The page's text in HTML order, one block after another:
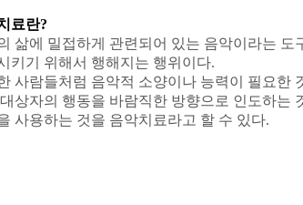
료란?
삶에 밀접하게 관련되어 있는 음악이라는
키기 위해서 행해지는 행위이다.
사람들처럼 음악적 소양이나 능력이 필요한
상자의 행동을 바람직한 방향으로 인도하는
사용하는 것을 음악치료라고 할 수 있다.